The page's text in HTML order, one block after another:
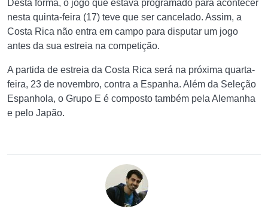
Desta forma, o jogo que estava programado para acontecer
nesta quinta-feira (17) teve que ser cancelado. Assim, a
Costa Rica não entra em campo para disputar um jogo
antes da sua estreia na competição.
A partida de estreia da Costa Rica será na próxima quarta-
feira, 23 de novembro, contra a Espanha. Além da Seleção
Espanhola, o Grupo E é composto também pela Alemanha
e pelo Japão.